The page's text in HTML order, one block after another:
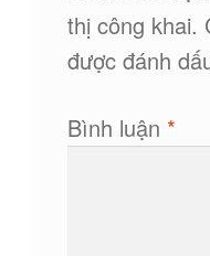
thị công khai.
được đánh
Bình luận *